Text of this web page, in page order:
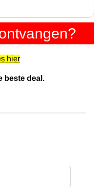
hier
beste deal.